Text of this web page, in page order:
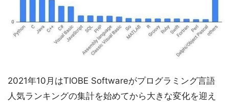
2021年10月はTIOBE Softwareがプログラミング言語
人気ランキングの集計を始めてから大きな変化を迎え